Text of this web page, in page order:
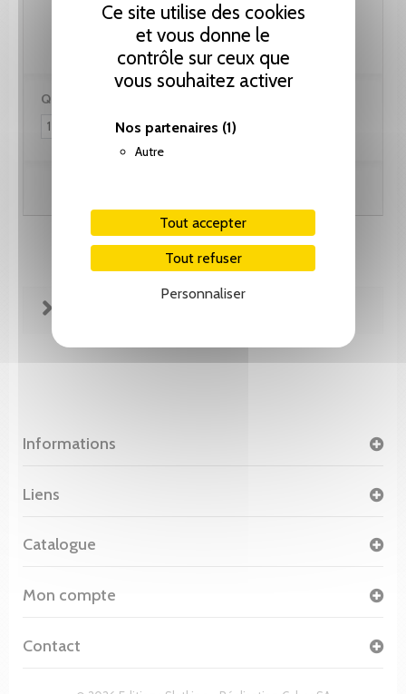
Ce site utilise des cookies
et vous donne le
contrôle sur ceux que
vous souhaitez activer
Nos partenaires (1)
Autre
Tout accepter
Tout refuser
Personnaliser
76.95 CHF
Quantité :
Informations
Liens
Catalogue
Mon compte
Contact